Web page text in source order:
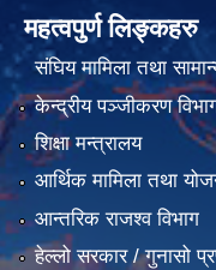
महत्वपुर्ण लिङ्कहरु
संघिय मामिला तथा
केन्द्रीय पञ्जीकरण
शिक्षा मन्त्रालय
आर्थिक मामिला तथा
आन्तरिक राजश्व विभाग
हेल्लो सरकार / गुनासो